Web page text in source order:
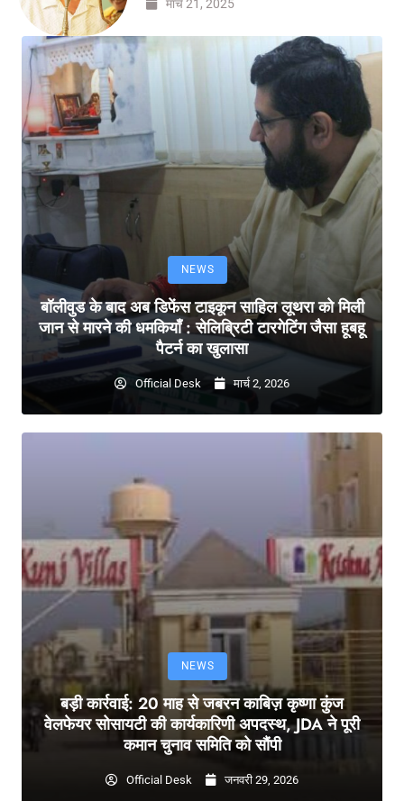
मार्च 21, 2025
NEWS
बॉलीवुड के बाद अब डिफेंस टाइकून साहिल लूथरा को मिली
जान से मारने की धमकियाँ : सेलिब्रिटी टारगेटिंग जैसा हूबहू
पैटर्न का खुलासा
Official Desk मार्च 2, 2026
NEWS
बड़ी कार्रवाई: 20 माह से जबरन काबिज़ कृष्णा कुंज
वेलफेयर सोसायटी की कार्यकारिणी अपदस्थ, JDA ने पूरी
कमान चुनाव समिति को सौंपी
Official Desk जनवरी 29, 2026